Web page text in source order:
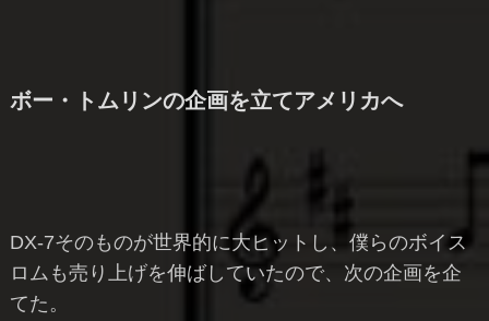
ボー・トムリンの企画を立てアメリカへ
DX-7そのものが世界的に大ヒットし、僕らのボイス
ロムも売り上げを伸ばしていたので、次の企画を企
てた。